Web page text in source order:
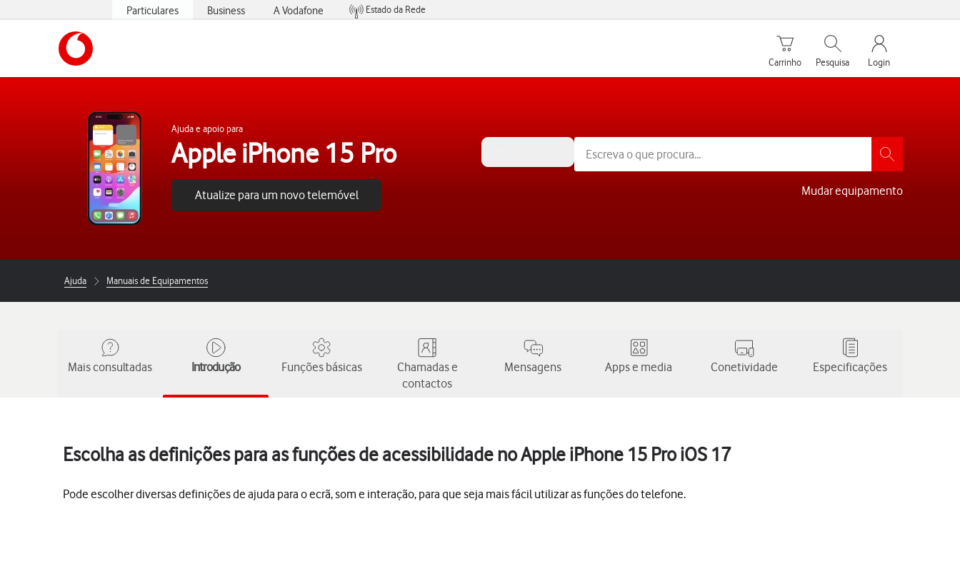
Particulares Business A Vodafone
Estado da Rede
Carrinho de compras
Carrinho
Pesquisar
Pesquisa
My Vodafone
Login
Ajuda e apoio para
Apple iPhone 15 Pro
Atualize para um novo telemóvel Mudar equipamento
Ajuda Manuais de Equipamentos
Mais consultadas Introdução Funções básicas
Chamadas e
contactos
Mensagens Apps e media Conetividade Especificações
Escolha as definições para as funções de acessibilidade no Apple iPhone 15 Pro iOS 17
Pode escolher diversas definições de ajuda para o ecrã, som e interação, para que seja mais fácil utilizar as funções do telefone.